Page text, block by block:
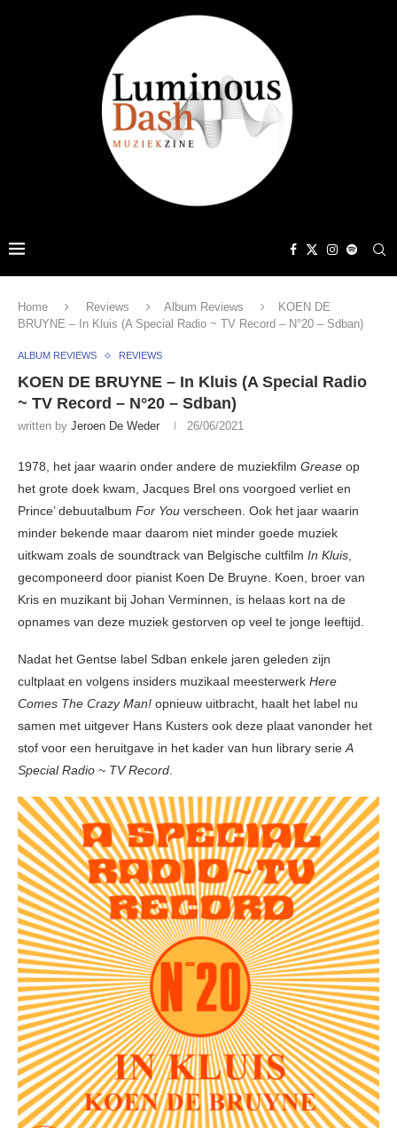
Home Reviews Album Reviews
KOEN DE
BRUYNE – In Kluis (A Special Radio ~ TV Record – N°20 – Sdban)
ALBUM REVIEWS REVIEWS
KOEN DE BRUYNE – In Kluis (A Special Radio
~ TV Record – N°20 – Sdban)
written by Jeroen De Weder 26/06/2021
1978, het jaar waarin onder andere de muziekfilm Grease op
het grote doek kwam, Jacques Brel ons voorgoed verliet en
Prince’ debuutalbum For You verscheen. Ook het jaar waarin
minder bekende maar daarom niet minder goede muziek
uitkwam zoals de soundtrack van Belgische cultfilm In Kluis,
gecomponeerd door pianist Koen De Bruyne. Koen, broer van
Kris en muzikant bij Johan Verminnen, is helaas kort na de
opnames van deze muziek gestorven op veel te jonge leeftijd.
Nadat het Gentse label Sdban enkele jaren geleden zijn
cultplaat en volgens insiders muzikaal meesterwerk Here
Comes The Crazy Man! opnieuw uitbracht, haalt het label nu
samen met uitgever Hans Kusters ook deze plaat vanonder het
stof voor een heruitgave in het kader van hun library serieA
Special Radio ~ TV Record.